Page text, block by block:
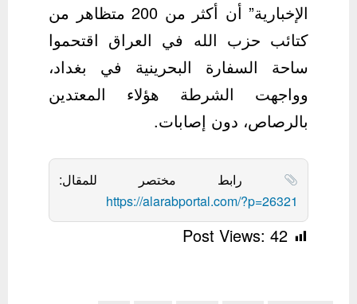
الإخبارية” أن أكثر من 200 متظاهر من
كتائب حزب الله في العراق اقتحموا
ساحة السفارة البحرينية في بغداد،
وواجهت الشرطة هؤلاء المعتدين
بالرصاص، دون إصابات.
رابط مختصر للمقال:
https://alarabportal.com/?p=26321
Post Views: 42